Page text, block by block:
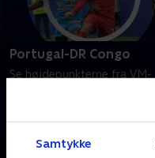
Samtykke
Portugal-DR Congo
Se højdepunkterne fra VM-
17. juni 2026 • 5 min